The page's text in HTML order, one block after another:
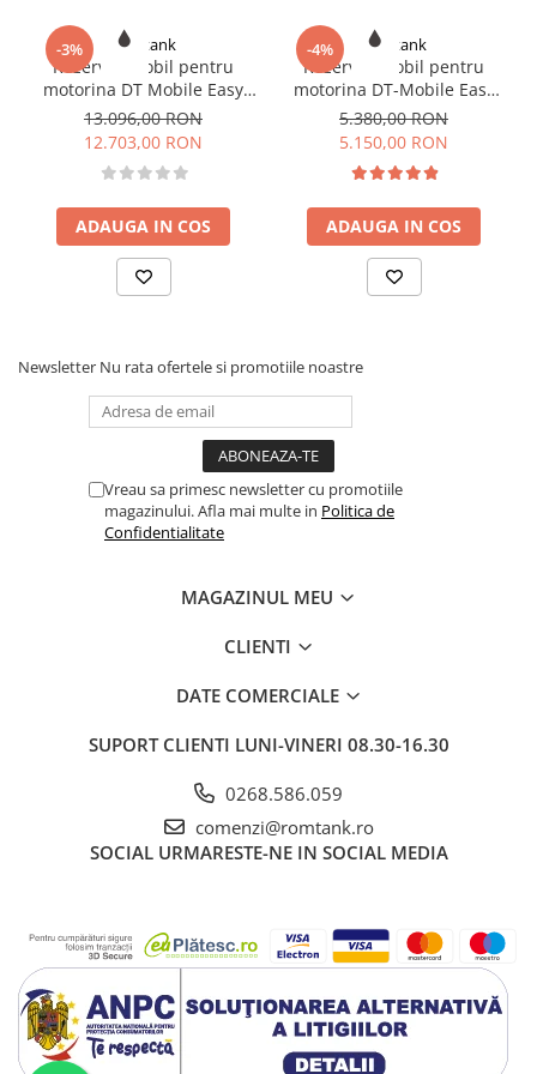
-3% Romtank
Rezervor mobil pentru
motorina DT Mobile Easy
Basic 980 l, BIPUMP 12V, 85
l/min, capac
13.096,00 RON
12.703,00 RON
ADAUGA IN COS
-4% Romtank
Rezervor mobil pentru
motorina DT-Mobile Easy
440 l, 12 V, CENTRI SP30,
30l/min, cu capac
5.380,00 RON
5.150,00 RON
ADAUGA IN COS
Newsletter Nu rata ofertele si promotiile noastre
Vreau sa primesc newsletter cu promotiile
magazinului. Afla mai multe in Politica de
Confidentialitate
MAGAZINUL MEU
CLIENTI
DATE COMERCIALE
SUPORT CLIENTI LUNI-VINERI 08.30-16.30
0268.586.059
comenzi@romtank.ro
SOCIAL URMARESTE-NE IN SOCIAL MEDIA